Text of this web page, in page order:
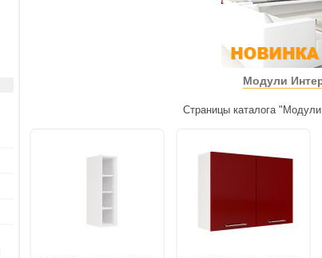
Модули
Страницы каталога